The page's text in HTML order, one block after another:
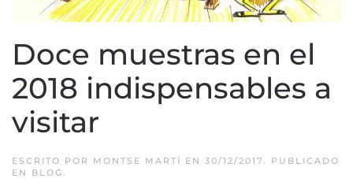
Doce muestras en el
2018 indispensables a
visitar
ESCRITO POR MONTSE MARTÍ EN 30/12/2017. PUBLICADO
EN BLOG.